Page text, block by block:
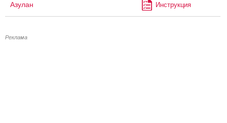
Азулан Инструкция
Реклама